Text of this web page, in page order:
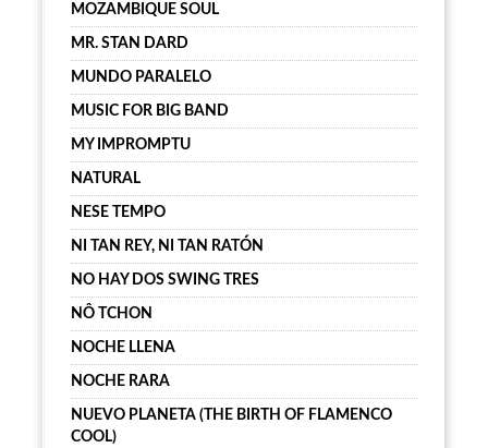
MOZAMBIQUE SOUL
MR. STAN DARD
MUNDO PARALELO
MUSIC FOR BIG BAND
MY IMPROMPTU
NATURAL
NESE TEMPO
NI TAN REY, NI TAN RATÓN
NO HAY DOS SWING TRES
NÔ TCHON
NOCHE LLENA
NOCHE RARA
NUEVO PLANETA (THE BIRTH OF FLAMENCO
COOL)